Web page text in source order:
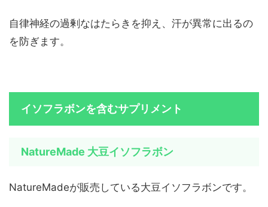
自律神経の過剰なはたらきを抑え、汗が異常に出るの
を防ぎます。
イソフラボンを含むサプリメント
NatureMade 大豆イソフラボン
NatureMadeが販売している大豆イソフラボンです。